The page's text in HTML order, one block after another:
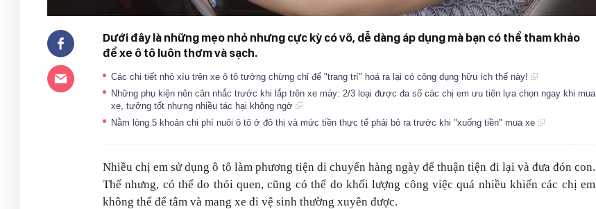
Dưới đây là những mẹo nhỏ nhưng cực kỳ có võ, dễ dàng áp dụng mà bạn có thể tham khảo
để xe ô tô luôn thơm và sạch.
Các chi tiết nhỏ xíu trên xe ô tô tưởng chừng chỉ để "trang trí" hoá ra lại có công dụng hữu ích thế này!
Những phụ kiện nên cân nhắc trước khi lắp trên xe máy: 2/3 loại được đa số các chị em ưu tiên lựa chọn ngay khi mua
xe, tưởng tốt nhưng nhiều tác hại không ngờ
Nằm lòng 5 khoản chi phí nuôi ô tô ở đô thị và mức tiền thực tế phải bỏ ra trước khi "xuống tiền" mua xe
Nhiều chị em sử dụng ô tô làm phương tiện di chuyển hàng ngày để thuận tiện đi lại và đưa đón con.
Thế nhưng, có thể do thói quen, cũng có thể do khối lượng công việc quá nhiều khiến các chị em
không thể để tâm và mang xe đi vệ sinh thường xuyên được.